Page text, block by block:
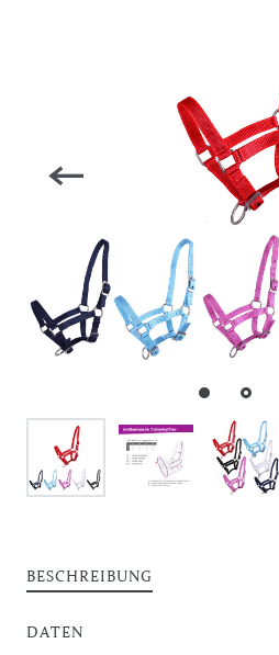
BESCHREIBUNG
DATEN